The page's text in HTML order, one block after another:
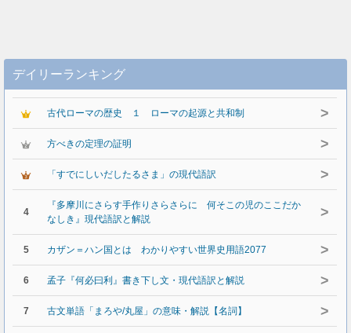
デイリーランキング
古代ローマの歴史 １ ローマの起源と共和制 >
方べきの定理の証明 >
「すでにしいだしたるさま」の現代語訳 >
4
『多摩川にさらす手作りさらさらに 何そこの児のここだか
なしき』現代語訳と解説
>
5 カザン＝ハン国とは わかりやすい世界史用語2077 >
6 孟子『何必曰利』書き下し文・現代語訳と解説 >
7 古文単語「まろや/丸屋」の意味・解説【名詞】 >